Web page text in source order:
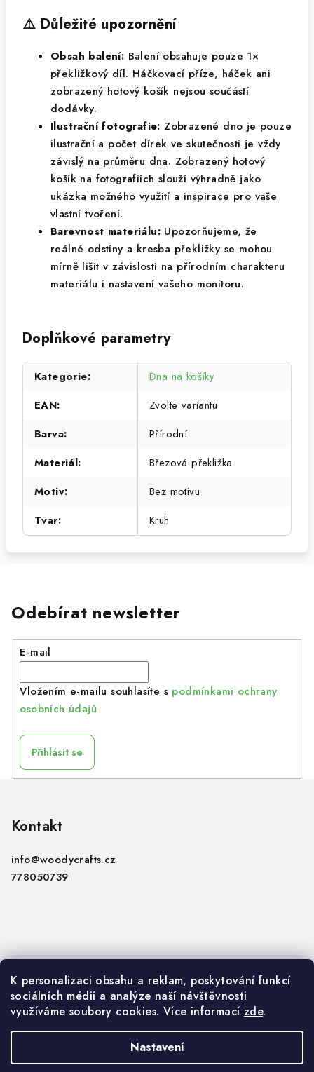
K personalizaci obsahu a reklam, poskytování funkcí
sociálních médií a analýze naší návštěvnosti
využíváme soubory cookies. Více informací zde.
Nastavení
⚠️ Důležité upozornění
Obsah balení: Balení obsahuje pouze 1×
překližkový díl. Háčkovací příze, háček ani
zobrazený hotový košík nejsou součástí
dodávky.
Ilustrační fotografie: Zobrazené dno je pouze
ilustrační a počet dírek ve skutečnosti je vždy
závislý na průměru dna. Zobrazený hotový
košík na fotografiích slouží výhradně jako
ukázka možného využití a inspirace pro vaše
vlastní tvoření.
Barevnost materiálu: Upozorňujeme, že
reálné odstíny a kresba překližky se mohou
mírně lišit v závislosti na přírodním charakteru
materiálu i nastavení vašeho monitoru.
Doplňkové parametry
Kategorie:
Dna na košíky
EAN:
Zvolte variantu
Barva:
Přírodní
Materiál:
Březová překližka
Motiv:
Bez motivu
Tvar: Kruh
Odebírat newsletter
E-mail
Vložením e-mailu souhlasíte s podmínkami ochrany
osobních údajů
Přihlásit se
Kontakt
info@woodycrafts.cz
778050739
VOP
GDPR
Copyright 2026Woody Crafts B2B. Všechna práva